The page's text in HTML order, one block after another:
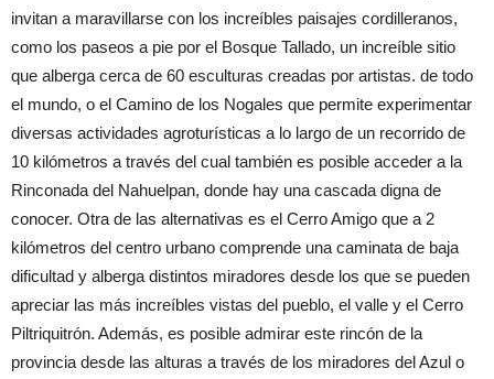
invitan a maravillarse con los increíbles paisajes cordilleranos,
como los paseos a pie por el Bosque Tallado, un increíble sitio
que alberga cerca de 60 esculturas creadas por artistas. de todo
el mundo, o el Camino de los Nogales que permite experimentar
diversas actividades agroturísticas a lo largo de un recorrido de
10 kilómetros a través del cual también es posible acceder a la
Rinconada del Nahuelpan, donde hay una cascada digna de
conocer. Otra de las alternativas es el Cerro Amigo que a 2
kilómetros del centro urbano comprende una caminata de baja
dificultad y alberga distintos miradores desde los que se pueden
apreciar las más increíbles vistas del pueblo, el valle y el Cerro
Piltriquitrón. Además, es posible admirar este rincón de la
provincia desde las alturas a través de los miradores del Azul o